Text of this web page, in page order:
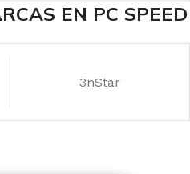
EN PC SPEED
3nStar